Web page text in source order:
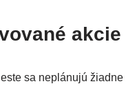
akcie
sa neplá­nu­jú žiad­ne